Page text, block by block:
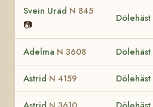
Svein Uräd N 845
📷
Dölehäst
Adelma N 3608 Dölehäst
Astrid N 4159 Dölehäst